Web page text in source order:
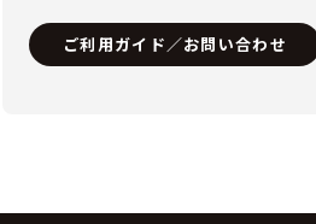
ご利用ガイド／お問い合わせ